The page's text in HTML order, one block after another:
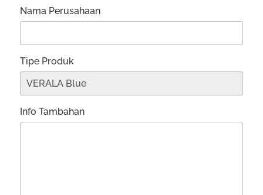
Nama Perusahaan
Tipe Produk
Info Tambahan